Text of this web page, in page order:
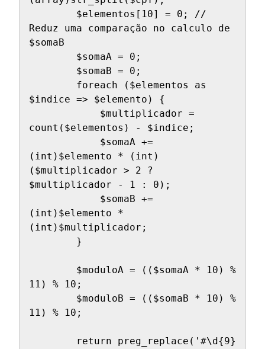
Reduz uma comparação no calculo de
$somaB
$indice => $elemento) {
count($elementos) - $indice;
(int)$elemento * (int)
($multiplicador > 2 ?
$multiplicador - 1 : 0);
(int)$elemento *
(int)$multiplicador;
11) % 10;
11) % 10;